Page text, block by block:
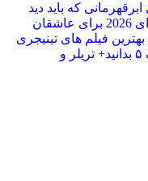
که باید دید
بهترین سریال های کره ای 2026 برای عاشقان
فیلم‌ های تینیجری
انیمیشن شرک ۵ بدانید+ تریلر و